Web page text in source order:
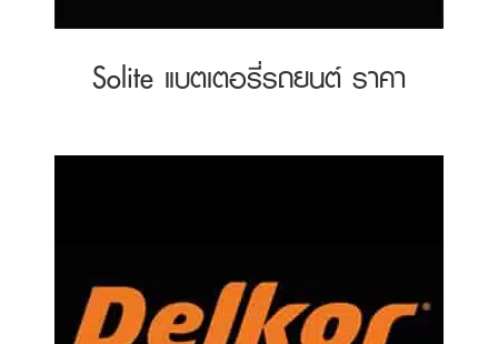
Solite แบตเตอรี่รถยนต์ ราคา